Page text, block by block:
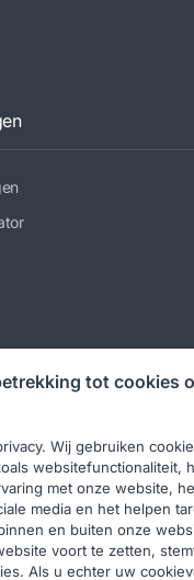
Juridische
tot cookies
Wij gebruiken
websitefunctionaliteit,
met onze website,
media en het helpen
en buiten onze
voort te zetten,
Als u echter uw